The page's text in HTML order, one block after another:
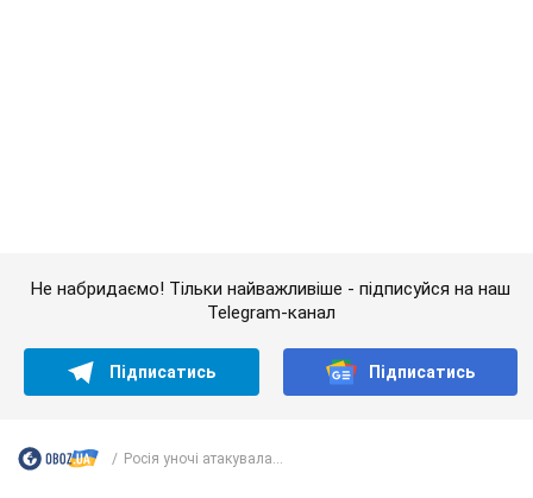
неочікуване рішення
Чи треба платити борг через донарахування
7 часов назад
викрила київського поета, якого